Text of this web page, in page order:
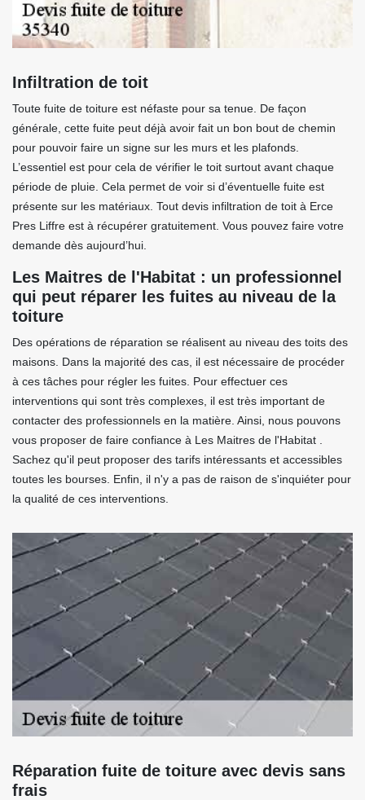
Infiltration de toit
Toute fuite de toiture est néfaste pour sa tenue. De façon
générale, cette fuite peut déjà avoir fait un bon bout de chemin
pour pouvoir faire un signe sur les murs et les plafonds.
L’essentiel est pour cela de vérifier le toit surtout avant chaque
période de pluie. Cela permet de voir si d’éventuelle fuite est
présente sur les matériaux. Tout devis infiltration de toit à Erce
Pres Liffre est à récupérer gratuitement. Vous pouvez faire votre
demande dès aujourd’hui.
Les Maitres de l'Habitat : un professionnel
qui peut réparer les fuites au niveau de la
toiture
Des opérations de réparation se réalisent au niveau des toits des
maisons. Dans la majorité des cas, il est nécessaire de procéder
à ces tâches pour régler les fuites. Pour effectuer ces
interventions qui sont très complexes, il est très important de
contacter des professionnels en la matière. Ainsi, nous pouvons
vous proposer de faire confiance à Les Maitres de l'Habitat .
Sachez qu'il peut proposer des tarifs intéressants et accessibles
toutes les bourses. Enfin, il n'y a pas de raison de s'inquiéter pour
la qualité de ces interventions.
Réparation fuite de toiture avec devis sans
frais